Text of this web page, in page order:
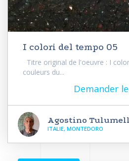
I colori del tempo 05
Titre original de l'oeuvre : I
couleurs du...
Demander
Agostino
ITALIE, MONTEDORO